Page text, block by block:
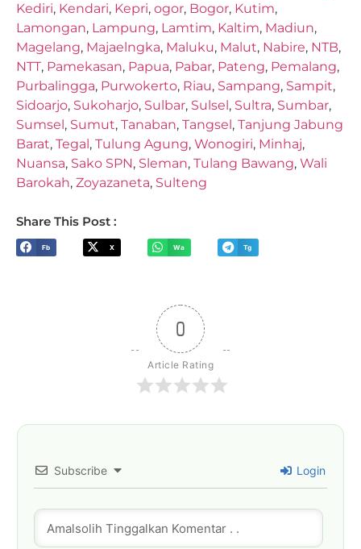
Kediri, Kendari, Kepri, ogor, Bogor, Kutim,
Lamongan, Lampung, Lamtim, Kaltim, Madiun,
Magelang, Majaelngka, Maluku, Malut, Nabire, NTB,
NTT, Pamekasan, Papua, Pabar, Pateng, Pemalang,
Purbalingga, Purwokerto, Riau, Sampang, Sampit,
Sidoarjo, Sukoharjo, Sulbar, Sulsel , Sultra, Sumbar,
Sumsel , Sumut, Tanaban, Tangsel , Tanjung Jabung
Barat, Tegal , Tulung Agung, Wonogiri, Minhaj,
Nuansa, Sako SPN, Sleman, Tulang Bawang, Wali
Barokah, Zoyazaneta, Sulteng
Share This Post :
Fb X Wa Tg
0
Article Rating
Subscribe Login